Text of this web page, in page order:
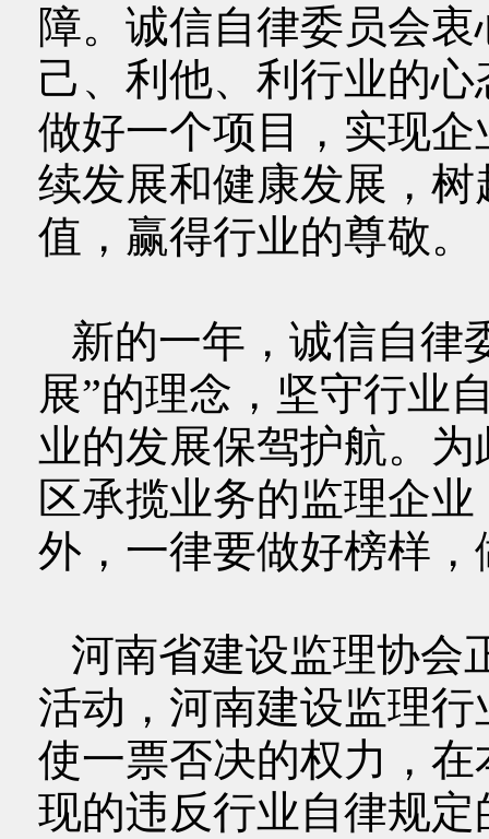
障。诚信自律委员会
己、利他、利行业的
做好一个项目，实现
续发展和健康发展，
值，赢得行业的尊敬。
新的一年，诚信自律
展”的理念，坚守行业
业的发展保驾护航。
区承揽业务的监理企
外，一律要做好榜样
河南省建设监理协会
活动，河南建设监理
使一票否决的权力，
现的违反行业自律规